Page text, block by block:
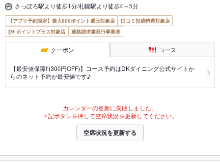
さっぽろ駅より徒歩1分/札幌駅より徒歩4～5分
【アプリ予約限定】最大800ポイント還元対象店
口コミ投稿特典対象店
ポイントプラス対象店
適格請求書発行事業者
クーポン コース
【最安値保障!!(300円OFF)】コース予約はDKダイニング公式サイトか
らのネット予約が最安値です♪
カレンダーの更新に失敗しました。
下記ボタンを押して空席状況を更新してください。
空席状況を更新する